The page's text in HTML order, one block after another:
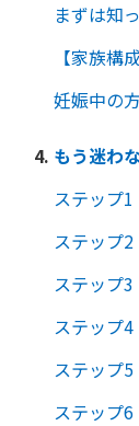
まずは知
【家族構
妊娠中の
もう迷わ
ステップ1
ステップ
ステップ
ステップ
ステップ
ステップ